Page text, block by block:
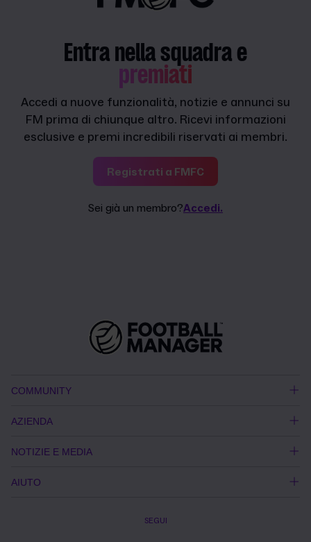
Entra nella squadra e
premiati
Accedi a nuove funzionalità, notizie e annunci su
FM prima di chiunque altro. Ricevi informazioni
esclusive e premi incredibili riservati ai membri.
Registrati a FMFC
Sei già un membro?Accedi.
COMMUNITY
AZIENDA
NOTIZIE E MEDIA
AIUTO
SEGUI